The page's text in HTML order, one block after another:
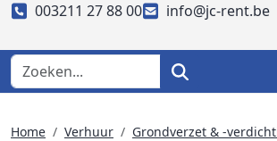
003211 27 88 00 info@jc-rent.be
Home Verhuur
Grondverzet & -